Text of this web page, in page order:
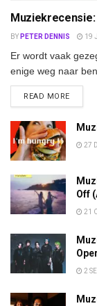
Muziekrecensie:
BY PETER DENNIS 19
Er wordt vaak
enige weg naar
READ MORE
27
Off
21
2